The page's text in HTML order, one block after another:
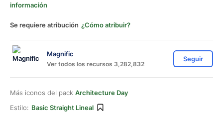
información
Se requiere atribución ¿Cómo atribuir?
Magnific
Ver todos los recursos 3,282,832
Seguir
Más iconos del pack Architecture Day
Estilo: Basic Straight Lineal